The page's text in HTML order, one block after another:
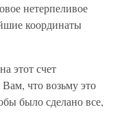
нетерпеливое
координаты
этот счет
что возьму это
было сделано все,